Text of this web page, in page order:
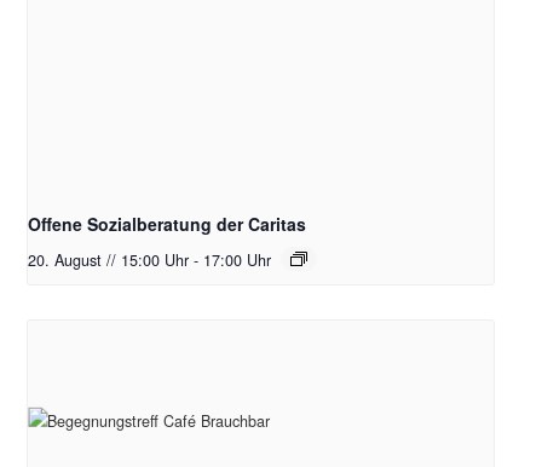
Offene Sozialberatung der Caritas
20. August // 15:00 Uhr - 17:00 Uhr